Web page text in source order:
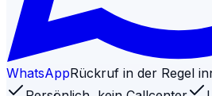
WhatsAppRückruf in der Regel